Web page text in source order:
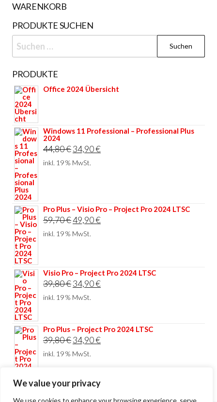
We value your privacy
We use cookies to enhance your browsing experience, serve
WARENKORB
PRODUKTE SUCHEN
Suchen
nach:
PRODUKTE
Office 2024 Übersicht
Windows 11 Professional – Professional Plus
2024
44,80€Ursprünglicher
Preis
34,90€Aktueller
inkl. 19 % MwSt.
Pro Plus – Visio Pro – Project Pro 2024 LTSC
59,70€Ursprünglicher
Preis
49,90€Aktueller
inkl. 19 % MwSt.
Visio Pro – Project Pro 2024 LTSC
39,80€Ursprünglicher
Preis
34,90€Aktueller
inkl. 19 % MwSt.
Pro Plus – Project Pro 2024 LTSC
39,80€Ursprünglicher
Preis
39,80 €
34,90€Aktueller
34,90 €.
inkl. 19 % MwSt.